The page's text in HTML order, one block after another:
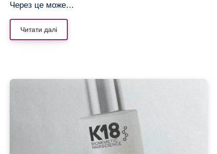
Через це може…
Читати далі